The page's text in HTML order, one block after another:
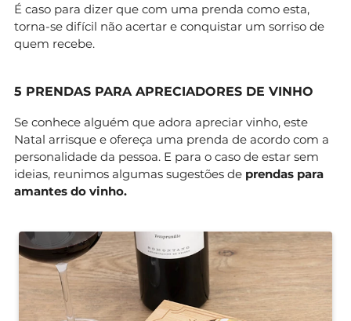
É caso para dizer que com uma prenda como esta,
torna-se difícil não acertar e conquistar um sorriso de
quem recebe.
5 PRENDAS PARA APRECIADORES DE VINHO
Se conhece alguém que adora apreciar vinho, este
Natal arrisque e ofereça uma prenda de acordo com a
personalidade da pessoa. E para o caso de estar sem
ideias, reunimos algumas sugestões de prendas para
amantes do vinho.